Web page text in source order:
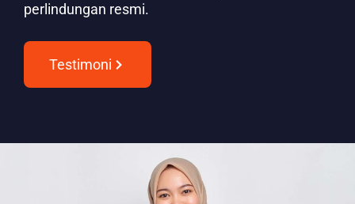
perlindungan resmi.
Testimoni